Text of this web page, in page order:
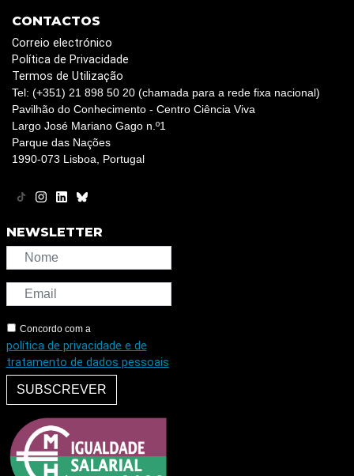
CONTACTOS
Correio electrónico
Política de Privacidade
Termos de Utilização
Tel: (+351) 21 898 50 20 (chamada para a rede fixa nacional)
Pavilhão do Conhecimento - Centro Ciência Viva
Largo José Mariano Gago n.º1
Parque das Nações
1990-073 Lisboa, Portugal
NEWSLETTER
Concordo com a
política de privacidade e de
tratamento de dados pessoais
SUBSCREVER